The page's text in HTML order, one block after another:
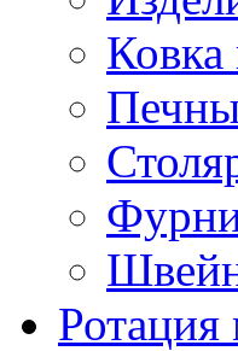
Ковка
Ротация